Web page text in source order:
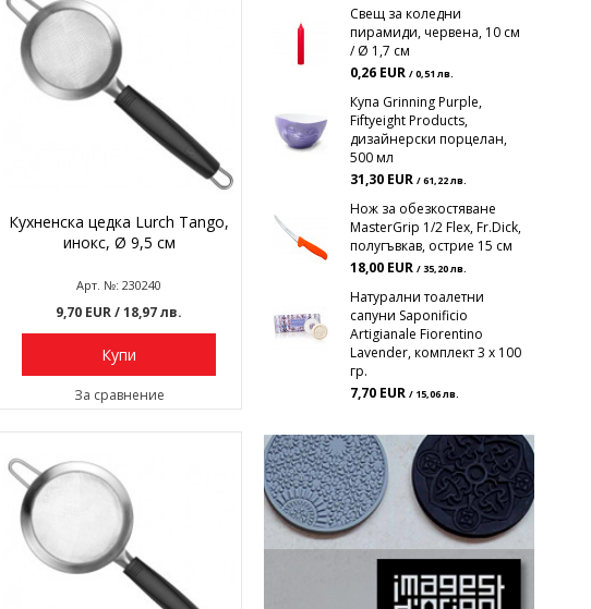
Кухненска цедка Lurch Tango,
инокс, Ø 9,5 см
Арт. №: 230240
9,70 EUR/ 18,97 лв.
Купи
За сравнение
Свещ за коледни
пирамиди, червена, 10 см
/ Ø 1,7 см
0,26 EUR / 0,51 лв.
Купа Grinning Purple,
Fiftyeight Products,
дизайнерски порцелан,
500 мл
31,30 EUR / 61,22 лв.
Нож за обезкостяване
MasterGrip 1/2 Flex, Fr.Dick,
полугъвкав, острие 15 см
18,00 EUR / 35,20 лв.
Натурални тоалетни
сапуни Saponificio
Artigianale Fiorentino
Lavender, комплект 3 х 100
гр.
7,70 EUR / 15,06 лв.